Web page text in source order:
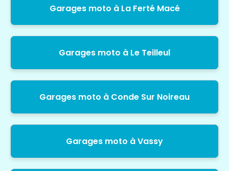
Garages moto à La Ferté Macé
Garages moto à Le Teilleul
Garages moto à Conde Sur Noireau
Garages moto à Vassy